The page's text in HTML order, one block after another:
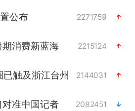
公布 2271759
消费新蓝海 2215124
触及浙江台州 2144031
准中国记者 2082451